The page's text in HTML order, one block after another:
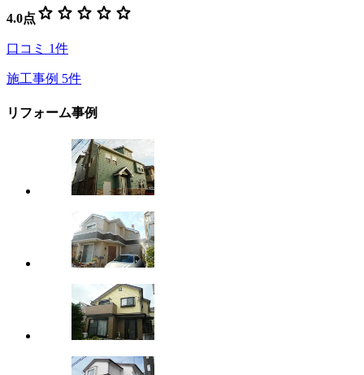
4.0点 star star star star star
口コミ 1件
施工事例 5件
リフォーム事例